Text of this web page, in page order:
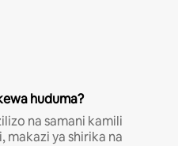
huduma?
na samani kamili
ya shirika na